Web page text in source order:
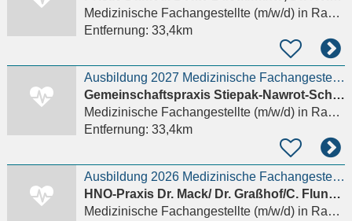
Medizinische Fachangestellte (m/w/d)in Rastatt
Entfernung: 33,4km
Ausbildung 2027 Medizinische Fachangestellte (m/w/d)
Gemeinschaftspraxis Stiepak-Nawrot-Schurig
Medizinische Fachangestellte (m/w/d)in Rastatt
Entfernung: 33,4km
Ausbildung 2026 Medizinische Fachangestellte (m/w/d)
HNO-Praxis Dr. Mack/ Dr. Graßhof/C. Flunkert
Medizinische Fachangestellte (m/w/d)in Rastatt